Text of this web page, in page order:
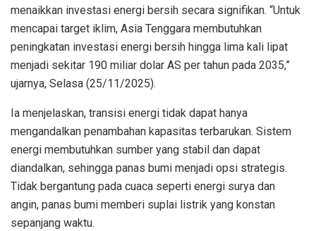
menaikkan investasi energi bersih secara signifikan. “Untuk
mencapai target iklim, Asia Tenggara membutuhkan
peningkatan investasi energi bersih hingga lima kali lipat
menjadi sekitar 190 miliar dolar AS per tahun pada 2035,”
ujarnya, Selasa (25/11/2025).
Ia menjelaskan, transisi energi tidak dapat hanya
mengandalkan penambahan kapasitas terbarukan. Sistem
energi membutuhkan sumber yang stabil dan dapat
diandalkan, sehingga panas bumi menjadi opsi strategis.
Tidak bergantung pada cuaca seperti energi surya dan
angin, panas bumi memberi suplai listrik yang konstan
sepanjang waktu.